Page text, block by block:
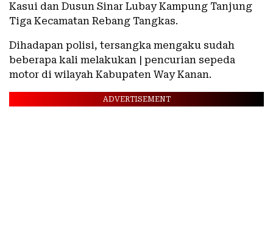
Kasui dan Dusun Sinar Lubay Kampung Tanjung
Tiga Kecamatan Rebang Tangkas.
Dihadapan polisi, tersangka mengaku sudah
beberapa kali melakukan | pencurian sepeda
motor di wilayah Kabupaten Way Kanan.
ADVERTISEMENT